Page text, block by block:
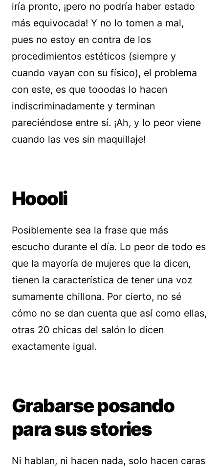
iría pronto, ¡pero no podría haber estado
más equivocada! Y no lo tomen a mal,
pues no estoy en contra de los
procedimientos estéticos (siempre y
cuando vayan con su físico), el problema
con este, es que tooodas lo hacen
indiscriminadamente y terminan
pareciéndose entre sí. ¡Ah, y lo peor viene
cuando las ves sin maquillaje!
Hoooli
Posiblemente sea la frase que más
escucho durante el día. Lo peor de todo es
que la mayoría de mujeres que la dicen,
tienen la característica de tener una voz
sumamente chillona. Por cierto, no sé
cómo no se dan cuenta que así como ellas,
otras 20 chicas del salón lo dicen
exactamente igual.
Grabarse posando
para sus stories
Ni hablan, ni hacen nada, solo hacen caras